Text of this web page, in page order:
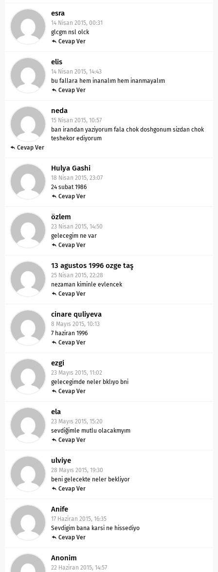
esra
14 Nisan 2015, 00:31
glcgm nsl olck
Cevap Ver
elis
14 Nisan 2015, 14:43
bu fallara hem inanalım hem inanmayalım
Cevap Ver
neda
15 Nisan 2015, 10:57
ban irandan yaziyorum fala chok doshgonum sizdan chok
teshekor ediyorum
Cevap Ver
Hulya Gashi
18 Nisan 2015, 23:07
24 subat 1986
Cevap Ver
özlem
23 Nisan 2015, 14:50
gelecegim ne var
Cevap Ver
13 agustos 1996 ozge taş
25 Nisan 2015, 22:28
nezaman kiminle evlencek
Cevap Ver
cinare quliyeva
8 Mayıs 2015, 10:13
7 haziran 1996
Cevap Ver
ezgi
23 Mayıs 2015, 11:02
gelecegimde neler bklıyo bni
Cevap Ver
ela
23 Mayıs 2015, 15:20
sevdiğimle mutlu olacakmyım
Cevap Ver
ulviye
28 Mayıs 2015, 19:30
beni gelecekte neler bekliyor
Cevap Ver
Anife
17 Haziran 2015, 16:35
Sevdigim bana karsi ne hissediyo
Cevap Ver
Anonim
22 Haziran 2015, 14:57